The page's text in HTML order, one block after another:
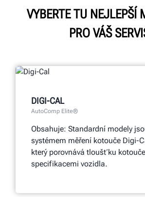
DIGI-CAL
AutoComp Elite®
Obsahuje: Standardní modely
systémem měření kotouče Digi-
který porovnává tloušťku
specifikacemi vozidla.
VYBERTE TU NEJLEPŠÍ
PRO VÁŠ